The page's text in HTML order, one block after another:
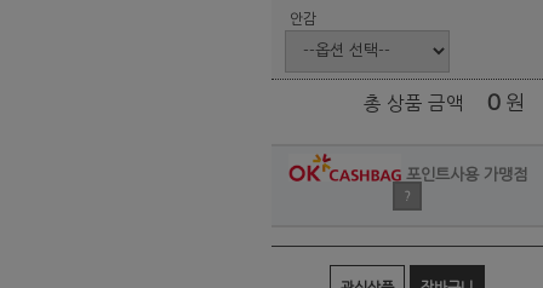
안감
총 상품 금액 0 원
포인트사용 가맹점
?